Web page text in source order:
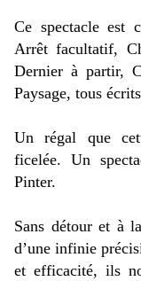
Ce spectacle est
Arrêt facultatif,
Dernier à partir,
Paysage, tous
Un régal que
ficelée. Un
Pinter.
Sans détour et à
d’une infinie
et efficacité, ils